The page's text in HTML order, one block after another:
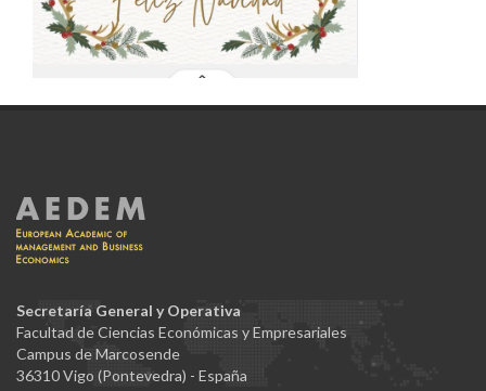
Secretaría General y Operativa
Facultad de Ciencias Económicas y Empresariales
Campus de Marcosende
36310 Vigo (Pontevedra) - España